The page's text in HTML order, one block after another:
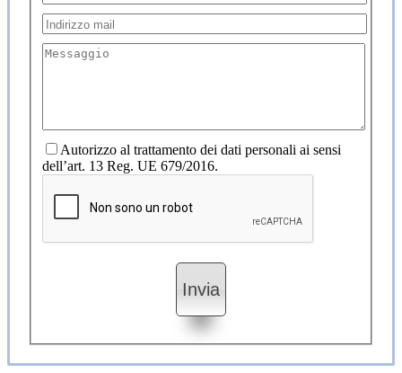
Autorizzo al trattamento dei dati personali ai sensi
dell’art. 13 Reg. UE 679/2016.